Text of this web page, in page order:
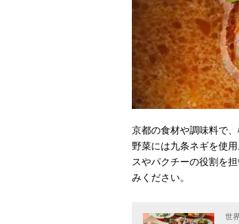
京都の食材や調味料で
野菜には九条ネギを使
スやパクチーの役割を
みください。
世